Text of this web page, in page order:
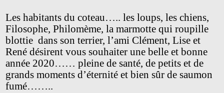
Les habitants du coteau….. les loups, les chiens,
Filosophe, Philomème, la marmotte qui roupille
blottie dans son terrier, l’ami Clément, Lise et
René désirent vous souhaiter une belle et bonne
année 2020…… pleine de santé, de petits et de
grands moments d’éternité et bien sûr de saumon
fumé……..